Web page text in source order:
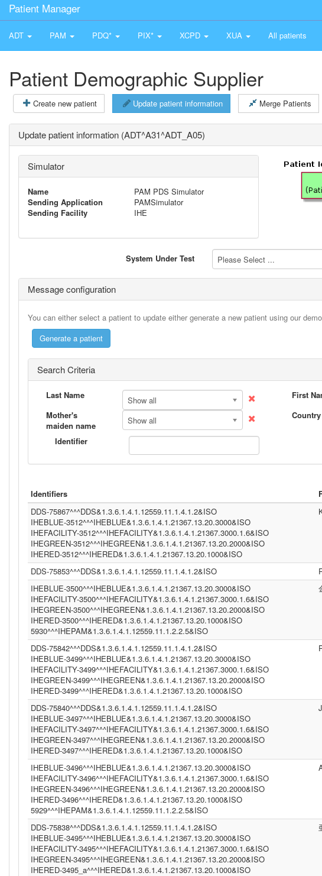
Patient Manager
ADT PAM PDQ* PIX* XCPD XUA All patients
Patient Demographic Supplier
Create new patient Update patient information Merge Patients
Update patient information (ADT^A31^ADT_A05)
Simulator
Name
PAM PDS Simulator
Sending Application
PAMSimulator
Sending Facility
IHE
System Under Test Please Select ...
Message configuration
You can either select a patient to update either generate a new patient using our
Search Criteria
Last Name Show all First
Mother's
maiden name
Show all Country
Identifier
Identifiers
DDS-75867^^^DDS&1.3.6.1.4.1.12559.11.1.4.1.2&ISO
IHEBLUE-3512^^^IHEBLUE&1.3.6.1.4.1.21367.13.20.3000&ISO
IHEFACILITY-3512^^^IHEFACILITY&1.3.6.1.4.1.21367.3000.1.6&ISO
IHEGREEN-3512^^^IHEGREEN&1.3.6.1.4.1.21367.13.20.2000&ISO
IHERED-3512^^^IHERED&1.3.6.1.4.1.21367.13.20.1000&ISO
DDS-75853^^^DDS&1.3.6.1.4.1.12559.11.1.4.1.2&ISO
IHEBLUE-3500^^^IHEBLUE&1.3.6.1.4.1.21367.13.20.3000&ISO
IHEFACILITY-3500^^^IHEFACILITY&1.3.6.1.4.1.21367.3000.1.6&ISO
IHEGREEN-3500^^^IHEGREEN&1.3.6.1.4.1.21367.13.20.2000&ISO
IHERED-3500^^^IHERED&1.3.6.1.4.1.21367.13.20.1000&ISO
5930^^^IHEPAM&1.3.6.1.4.1.12559.11.1.2.2.5&ISO
DDS-75842^^^DDS&1.3.6.1.4.1.12559.11.1.4.1.2&ISO
IHEBLUE-3499^^^IHEBLUE&1.3.6.1.4.1.21367.13.20.3000&ISO
IHEFACILITY-3499^^^IHEFACILITY&1.3.6.1.4.1.21367.3000.1.6&ISO
IHEGREEN-3499^^^IHEGREEN&1.3.6.1.4.1.21367.13.20.2000&ISO
IHERED-3499^^^IHERED&1.3.6.1.4.1.21367.13.20.1000&ISO
DDS-75840^^^DDS&1.3.6.1.4.1.12559.11.1.4.1.2&ISO
IHEBLUE-3497^^^IHEBLUE&1.3.6.1.4.1.21367.13.20.3000&ISO
IHEFACILITY-3497^^^IHEFACILITY&1.3.6.1.4.1.21367.3000.1.6&ISO
IHEGREEN-3497^^^IHEGREEN&1.3.6.1.4.1.21367.13.20.2000&ISO
IHERED-3497^^^IHERED&1.3.6.1.4.1.21367.13.20.1000&ISO
IHEBLUE-3496^^^IHEBLUE&1.3.6.1.4.1.21367.13.20.3000&ISO
IHEFACILITY-3496^^^IHEFACILITY&1.3.6.1.4.1.21367.3000.1.6&ISO
IHEGREEN-3496^^^IHEGREEN&1.3.6.1.4.1.21367.13.20.2000&ISO
IHERED-3496^^^IHERED&1.3.6.1.4.1.21367.13.20.1000&ISO
5929^^^IHEPAM&1.3.6.1.4.1.12559.11.1.2.2.5&ISO
DDS-75838^^^DDS&1.3.6.1.4.1.12559.11.1.4.1.2&ISO
IHEBLUE-3495^^^IHEBLUE&1.3.6.1.4.1.21367.13.20.3000&ISO
IHEFACILITY-3495^^^IHEFACILITY&1.3.6.1.4.1.21367.3000.1.6&ISO
IHEGREEN-3495^^^IHEGREEN&1.3.6.1.4.1.21367.13.20.2000&ISO
IHERED-3495_a^^^IHERED&1.3.6.1.4.1.21367.13.20.1000&ISO